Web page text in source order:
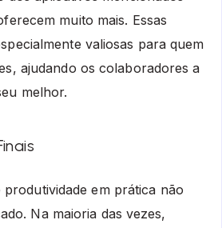
muito mais. Essas
valiosas para quem
ajudando os colaboradores a
melhor.
produtividade em prática não
Na maioria das vezes,